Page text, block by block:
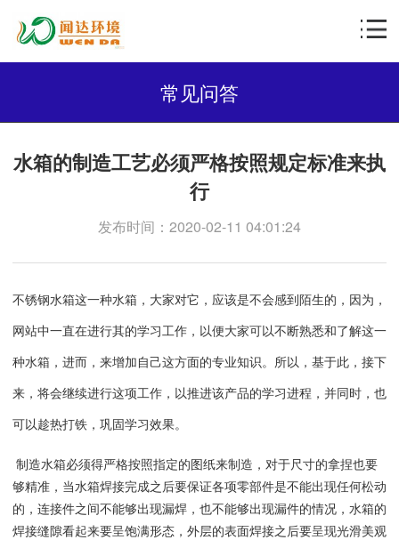
常见问答
水箱的制造工艺必须严格按照规定标准来执
行
发布时间：2020-02-11 04:01:24
不锈钢水箱这一种水箱，大家对它，应该是不会感到陌生的，因为，
网站中一直在进行其的学习工作，以便大家可以不断熟悉和了解这一
种水箱，进而，来增加自己这方面的专业知识。所以，基于此，接下
来，将会继续进行这项工作，以推进该产品的学习进程，并同时，也
可以趁热打铁，巩固学习效果。
制造水箱必须得严格按照指定的图纸来制造，对于尺寸的拿捏也要
够精准，当水箱焊接完成之后要保证各项零部件是不能出现任何松动
的，连接件之间不能够出现漏焊，也不能够出现漏件的情况，水箱的
焊接缝隙看起来要呈饱满形态，外层的表面焊接之后要呈现光滑美观